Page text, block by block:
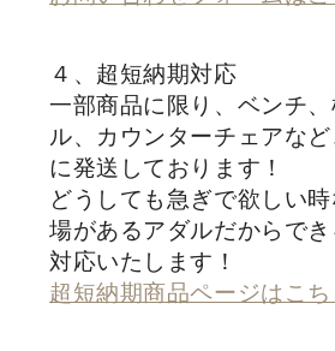
４、超短納期対応
一部商品に限り、ベンチ
ル、カウンターチェアな
に発送しております！
どうしても急ぎで欲しい
場があるアダルだからで
対応いたします！
超短納期商品ページはこち